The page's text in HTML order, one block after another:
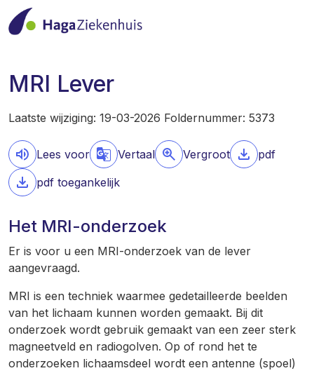
MRI Lever
Laatste wijziging: 19-03-2026 Foldernummer: 5373
Lees voor Vertaal Vergroot
pdf
pdf toegankelijk
Het MRI-onderzoek
Er is voor u een MRI-onderzoek van de lever
aangevraagd.
MRI is een techniek waarmee gedetailleerde beelden
van het lichaam kunnen worden gemaakt. Bij dit
onderzoek wordt gebruik gemaakt van een zeer sterk
magneetveld en radiogolven. Op of rond het te
onderzoeken lichaamsdeel wordt een antenne (spoel)